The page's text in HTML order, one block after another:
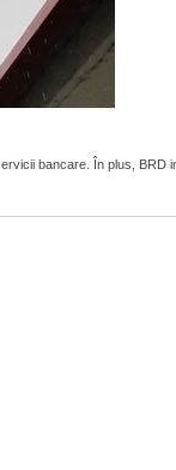
bancare. În plus, BRD